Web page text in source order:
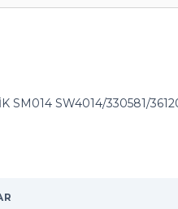
SM014 SW4014/330581/